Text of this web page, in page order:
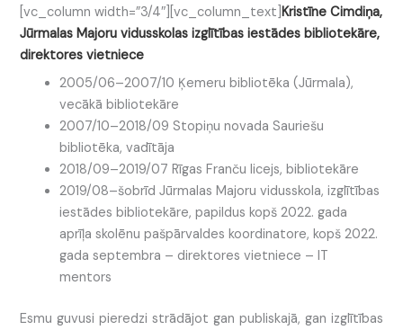
[vc_column width=”3/4″][vc_column_text]Kristīne Cimdiņa,
Jūrmalas Majoru vidusskolas izglītības iestādes bibliotekāre,
direktores vietniece
2005/06–2007/10 Ķemeru bibliotēka (Jūrmala),
vecākā bibliotekāre
2007/10–2018/09 Stopiņu novada Sauriešu
bibliotēka, vadītāja
2018/09–2019/07 Rīgas Franču licejs, bibliotekāre
2019/08–šobrīd Jūrmalas Majoru vidusskola, izglītības
iestādes bibliotekāre, papildus kopš 2022. gada
aprīļa skolēnu pašpārvaldes koordinatore, kopš 2022.
gada septembra – direktores vietniece – IT
mentors
Esmu guvusi pieredzi strādājot gan publiskajā, gan izglītības